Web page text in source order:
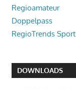
Regioamateur
Doppelpass
RegioTrends Sport
DOWNLOADS